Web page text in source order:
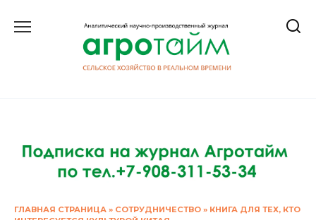
ГЛАВНАЯ СТРАНИЦА » СОТРУДНИЧЕСТВО » КНИГА ДЛЯ ТЕХ, КТО